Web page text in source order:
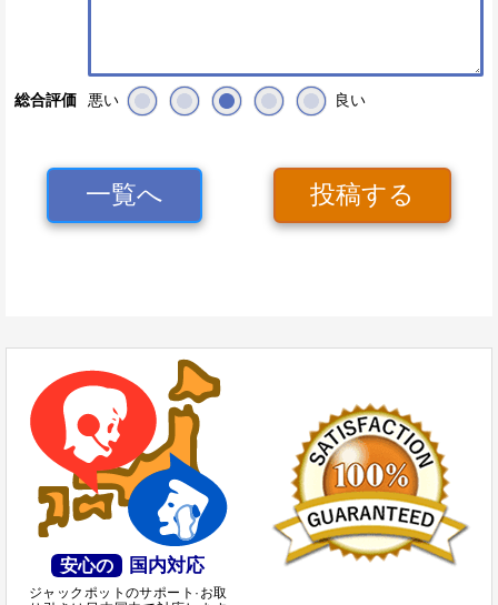
総合評価 悪い 良い
一覧へ 投稿する
安心の 国内対応
ジャックポットのサポート·お取